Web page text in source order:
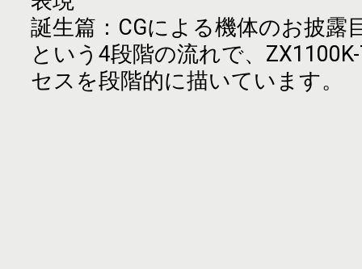
誕生篇：CGによる機体のお披露
という4段階の流れで、
セスを段階的に描いています。